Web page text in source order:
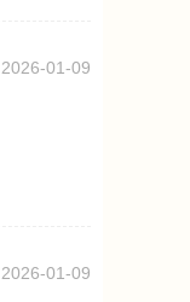
2026-01-09
2026-01-09